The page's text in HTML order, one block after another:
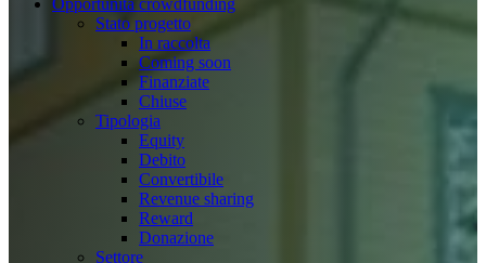
Opportunità crowdfunding
Stato progetto
In raccolta
Coming soon
Finanziate
Chiuse
Tipologia
Equity
Debito
Convertibile
Revenue sharing
Reward
Donazione
Settore